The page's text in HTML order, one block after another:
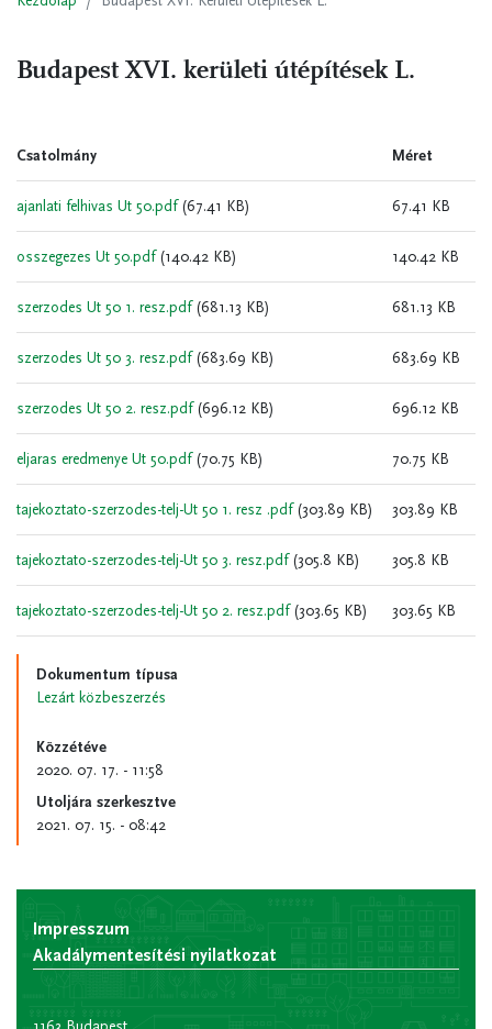
Budapest XVI. kerületi útépítések L.
Csatolmány Méret
ajanlati felhivas Ut 50.pdf (67.41 KB) 67.41 KB
osszegezes Ut 50.pdf (140.42 KB) 140.42 KB
szerzodes Ut 50 1. resz.pdf (681.13 KB) 681.13 KB
szerzodes Ut 50 3. resz.pdf (683.69 KB) 683.69 KB
szerzodes Ut 50 2. resz.pdf (696.12 KB) 696.12 KB
eljaras eredmenye Ut 50.pdf (70.75 KB) 70.75 KB
tajekoztato-szerzodes-telj-Ut 50 1. resz .pdf (303.89 KB) 303.89 KB
tajekoztato-szerzodes-telj-Ut 50 3. resz.pdf (305.8 KB) 305.8 KB
tajekoztato-szerzodes-telj-Ut 50 2. resz.pdf (303.65 KB) 303.65 KB
Dokumentum típusa
Lezárt közbeszerzés
Közzétéve
2020. 07. 17. - 11:58
Utoljára szerkesztve
2021. 07. 15. - 08:42
Impresszum
Akadálymentesítési nyilatkozat